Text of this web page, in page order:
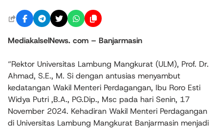
MediakalselNews. com – Banjarmasin
“Rektor Universitas Lambung Mangkurat (ULM), Prof. Dr.
Ahmad, S.E., M. Si dengan antusias menyambut
kedatangan Wakil Menteri Perdagangan, Ibu Roro Esti
Widya Putri ,B.A., PG.Dip., Msc pada hari Senin, 17
November 2024. Kehadiran Wakil Menteri Perdagangan
di Universitas Lambung Mangkurat Banjarmasin menjadi